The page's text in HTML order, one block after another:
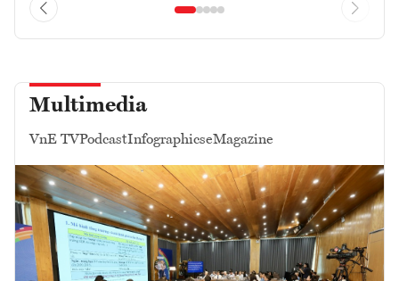
Multimedia
VnE TVPodcastInfographicseMagazine